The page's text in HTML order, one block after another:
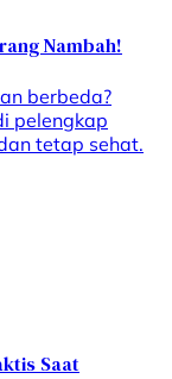
Nambah!
berbeda?
pelengkap
tetap sehat.
Saat